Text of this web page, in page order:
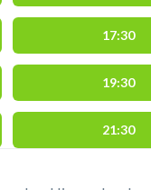
17:30
19:30
21:30